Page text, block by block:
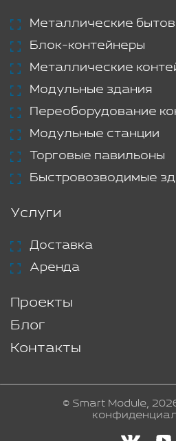
Металлические
Блок-контейнеры
Металлические
Модульные здания
Переоборудование
Модульные станции
Торговые павильоны
Быстровозводимые
Услуги
Доставка
Аренда
Проекты
Блог
Контакты
© Smart Module,